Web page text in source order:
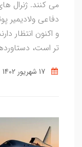
می کنند. ژنرال
دفاعی ولادیمیر
و اکنون انتظار
تر است،